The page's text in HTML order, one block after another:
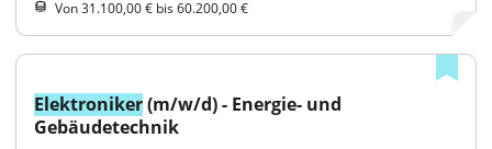
Von 31.100,00 € bis 60.200,00 €
Elektroniker (m/w/d) - Energie- und
Gebäudetechnik